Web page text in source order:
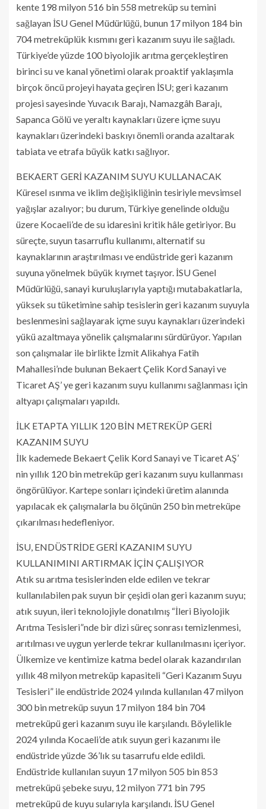
kente 198 milyon 516 bin 558 metreküp su temini
sağlayan İSU Genel Müdürlüğü, bunun 17 milyon 184 bin
704 metreküplük kısmını geri kazanım suyu ile sağladı.
Türkiye’de yüzde 100 biyolojik arıtma gerçekleştiren
birinci su ve kanal yönetimi olarak proaktif yaklaşımla
birçok öncü projeyi hayata geçiren İSU; geri kazanım
projesi sayesinde Yuvacık Barajı, Namazgâh Barajı,
Sapanca Gölü ve yeraltı kaynakları üzere içme suyu
kaynakları üzerindeki baskıyı önemli oranda azaltarak
tabiata ve etrafa büyük katkı sağlıyor.
BEKAERT GERİ KAZANIM SUYU KULLANACAK
Küresel ısınma ve iklim değişikliğinin tesiriyle mevsimsel
yağışlar azalıyor; bu durum, Türkiye genelinde olduğu
üzere Kocaeli’de de su idaresini kritik hâle getiriyor. Bu
süreçte, suyun tasarruflu kullanımı, alternatif su
kaynaklarının araştırılması ve endüstride geri kazanım
suyuna yönelmek büyük kıymet taşıyor. İSU Genel
Müdürlüğü, sanayi kuruluşlarıyla yaptığı mutabakatlarla,
yüksek su tüketimine sahip tesislerin geri kazanım suyuyla
beslenmesini sağlayarak içme suyu kaynakları üzerindeki
yükü azaltmaya yönelik çalışmalarını sürdürüyor. Yapılan
son çalışmalar ile birlikte İzmit Alikahya Fatih
Mahallesi’nde bulunan Bekaert Çelik Kord Sanayi ve
Ticaret AŞ’ ye geri kazanım suyu kullanımı sağlanması için
altyapı çalışmaları yapıldı.
İLK ETAPTA YILLIK 120 BİN METREKÜP GERİ
KAZANIM SUYU
İlk kademede Bekaert Çelik Kord Sanayi ve Ticaret AŞ’
nin yıllık 120 bin metreküp geri kazanım suyu kullanması
öngörülüyor. Kartepe sonları içindeki üretim alanında
yapılacak ek çalışmalarla bu ölçünün 250 bin metreküpe
çıkarılması hedefleniyor.
İSU, ENDÜSTRİDE GERİ KAZANIM SUYU
KULLANIMINI ARTIRMAK İÇİN ÇALIŞIYOR
Atık su arıtma tesislerinden elde edilen ve tekrar
kullanılabilen pak suyun bir çeşidi olan geri kazanım suyu;
atık suyun, ileri teknolojiyle donatılmış “İleri Biyolojik
Arıtma Tesisleri”nde bir dizi süreç sonrası temizlenmesi,
arıtılması ve uygun yerlerde tekrar kullanılmasını içeriyor.
Ülkemize ve kentimize katma bedel olarak kazandırılan
yıllık 48 milyon metreküp kapasiteli “Geri Kazanım Suyu
Tesisleri” ile endüstride 2024 yılında kullanılan 47 milyon
300 bin metreküp suyun 17 milyon 184 bin 704
metreküpü geri kazanım suyu ile karşılandı. Böylelikle
2024 yılında Kocaeli’de atık suyun geri kazanımı ile
endüstride yüzde 36’lık su tasarrufu elde edildi.
Endüstride kullanılan suyun 17 milyon 505 bin 853
metreküpü şebeke suyu, 12 milyon 771 bin 795
metreküpü de kuyu sularıyla karşılandı. İSU Genel